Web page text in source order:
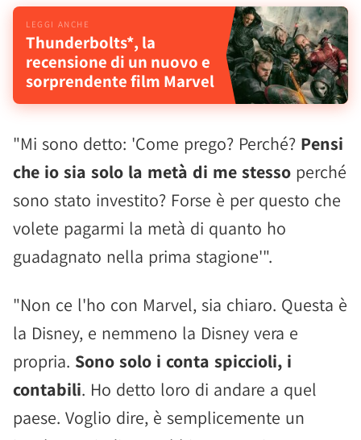
Thunderbolts*, la
recensione di un nuovo e
sorprendente film Marvel
"Mi sono detto: 'Come prego? Perché? Pensi
che io sia solo la metà di me stesso perché
sono stato investito? Forse è per questo che
volete pagarmi la metà di quanto ho
guadagnato nella prima stagione'".
"Non ce l'ho con Marvel, sia chiaro. Questa è
la Disney, e nemmeno la Disney vera e
propria. Sono solo i conta spiccioli, i
contabili. Ho detto loro di andare a quel
paese. Voglio dire, è semplicemente un